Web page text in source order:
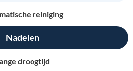
reiniging
Nadelen
droogtijd